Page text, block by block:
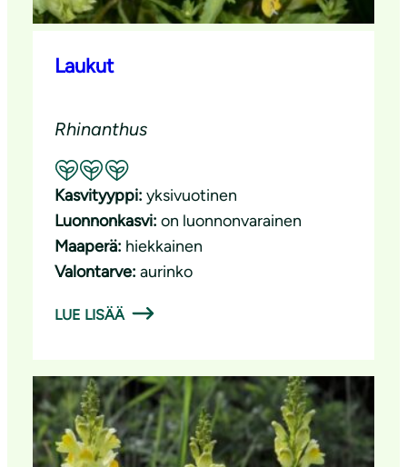
Laukut
Rhinanthus
Suositeltavuus: Erinomainen pölyttäjäkasvi
Kasvityyppi: yksivuotinen
Luonnonkasvi: on luonnonvarainen
Maaperä: hiekkainen
Valontarve: aurinko
LUE LISÄÄ